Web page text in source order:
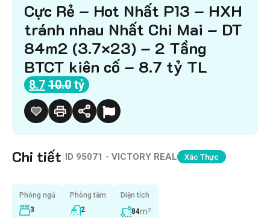
Cực Rẻ – Hot Nhất P13 – HXH
tránh nhau Nhất Chi Mai – DT
84m2 (3.7×23) – 2 Tầng
BTCT kiên cố – 8.7 tỷ TL
8.7 10.0 tỷ
Chi tiết ID 95071 - VICTORY REAL Xác Thực
Phòng ngủ
3
Phòng tắm
2
Diện tích
84m²